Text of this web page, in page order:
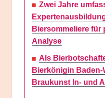
Zwei Jahre
Biersommeliere für
Analyse
Als
Bierkönigin
Braukunst In- und